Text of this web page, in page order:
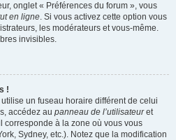
onglet « Préférences du forum », vous
en ligne. Si vous activez cette option vous
les modérateurs et vous-même.
invisibles.
!
utilise un fuseau horaire différent de celui
accédez au panneau de l’utilisateuret
corresponde à la zone où vous vous
Sydney, etc.). Notez que la modification